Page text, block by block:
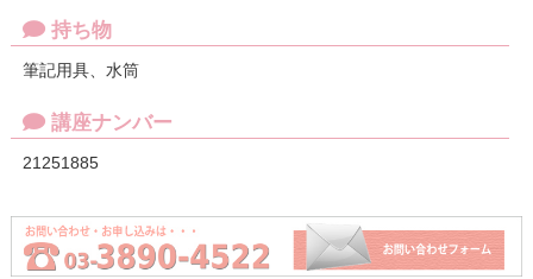
持ち物
筆記用具、水筒
講座ナンバー
21251885